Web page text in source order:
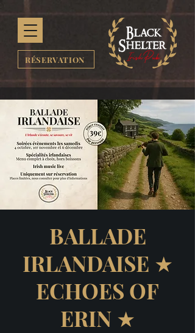
RÉSERVATION
BALLADE
IRLANDAISE ★
ECHOES OF
ERIN ★